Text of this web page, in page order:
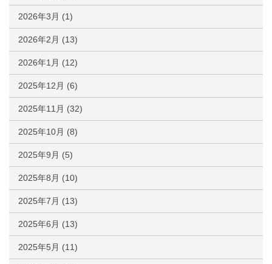
2026年3月 (1)
2026年2月 (13)
2026年1月 (12)
2025年12月 (6)
2025年11月 (32)
2025年10月 (8)
2025年9月 (5)
2025年8月 (10)
2025年7月 (13)
2025年6月 (13)
2025年5月 (11)